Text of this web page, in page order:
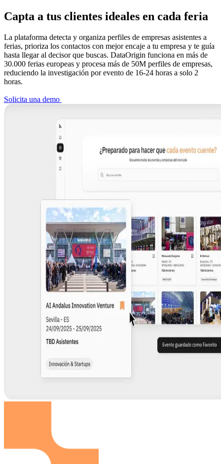
Capta a tus clientes ideales en cada feria
La plataforma detecta y organiza perfiles de empresas asistentes a
ferias, prioriza los contactos con mejor encaje a tu empresa y te guía
hasta llegar al decisor que buscas. DataOrigin funciona en más de
30.000 ferias europeas y procesa más de 50M perfiles de empresas,
reduciendo la investigación por evento de 16-24 horas a solo 2
horas.
Solicita una demo